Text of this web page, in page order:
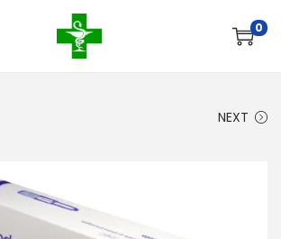
0
NEXT